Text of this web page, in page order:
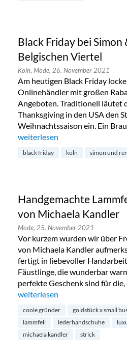
Black Friday bei Simon
Belgischen Viertel
Köln, Mode, 26. November 2021
Am heutigen Black Friday
Onlinehändler mit großen
Angeboten. Traditionell läutet
Thanksgiving in den USA den
Weihnachtssaison ein. Ein
„Black Friday bei Simon &
weiterlesen
black friday köln simon und
Handgemachte
von Michaela Kandler
Mode, 25. November 2021
Vor kurzem wurden wir über
von Michaela Kandler
fertigt in liebevoller
Fäustlinge, die wunderbar
perfekte Geschenk sind für
„Handgemachte Lammfell-
weiterlesen
coole gründer goldstück x small
lammfell
lederhandschuhe
michaela kandler
strick